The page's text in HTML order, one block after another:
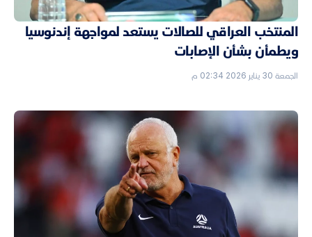
المنتخب العراقي للصالات يستعد لمواجهة إندنوسيا
ويطمأن بشأن الإصابات
الجمعة 30 يناير 2026 02:34 م